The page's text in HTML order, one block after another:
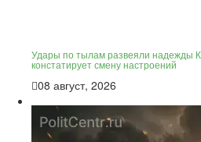
Удары по тылам развеяли надежды
констатирует смену настроений
08 август, 2026